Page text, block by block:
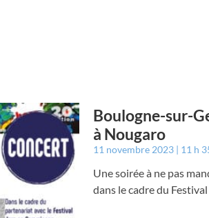
Boulogne-sur-
à Nougaro
11 novembre 2023 11 h
Une soirée à ne pas
dans le cadre du